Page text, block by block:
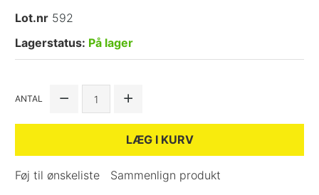
Lot.nr 592
Lagerstatus: På lager
ANTAL
LÆG I KURV
Føj til ønskeliste Sammenlign produkt